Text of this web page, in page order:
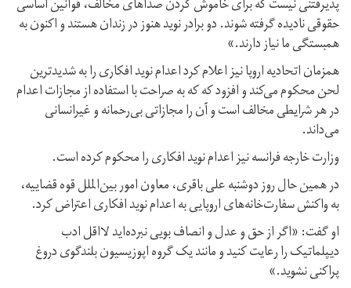
پذیرفتنی نیست که برای خاموش کردن صداهای مخالف، قوانین اساسی
حقوقی نادیده گرفته شوند. دو برادر نوید هنوز در زندان هستند و اکنون به
همبستگی ما نیاز دارند.»
همزمان اتحادیه اروپا نیز اعلام کرد اعدام نوید افکاری را به شدیدترین
لحن محکوم می‌کند و افزود که که به صراحت با استفاده از مجازات اعدام
در هر شرایطی مخالف است و آن را مجازاتی بی‌رحمانه و غیرانسانی
می‌داند.
وزارت خارجه فرانسه نیز اعدام نوید افکاری را محکوم کرده است.
در همین حال روز دوشنبه علی باقری، معاون امور بین‌الملل قوه قضاییه،
به واکنش سفارت‌خانه‌های اروپایی به اعدام نوید افکاری اعتراض کرد.
او گفت: «اگر از حق و عدل و انصاف بویی نبرده‌اید لااقل ادب
دیپلماتیک را رعایت کنید و مانند یک گروه اپوزیسیون بلندگوی دروغ
پراکنی نشوید.»